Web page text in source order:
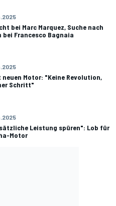
bei Marc Marquez, Suche nach
Francesco Bagnaia
Motor: "Keine Revolution,
Schritt"
Leistung spüren": Lob für
Motor